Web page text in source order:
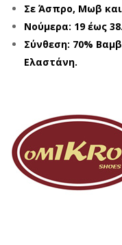
Σε Άσπρο, Μωβ
Νούμερα: 19 έως 38.
Σύνθεση: 70%
Ελαστάνη.